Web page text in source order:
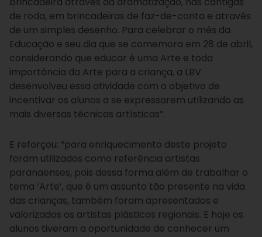
de roda, em brincadeiras de faz-de-conta e através
de um simples desenho. Para celebrar o mês da
Educação e seu dia que se comemora em 28 de abril,
considerando que educar é uma Arte e toda
importância da Arte para a criança, a LBV
desenvolveu essa atividade com o objetivo de
incentivar os alunos a se expressarem utilizando as
mais diversas técnicas artísticas”.
E reforçou: “para enriquecimento deste projeto
foram utilizados como referência artistas
paranaenses, pois dessa forma além de trabalhar o
tema ‘Arte’, que é um assunto tão presente na vida
das crianças, também foram apresentados e
valorizados os artistas plásticos regionais. E hoje os
alunos tiveram a oportunidade de conhecer um